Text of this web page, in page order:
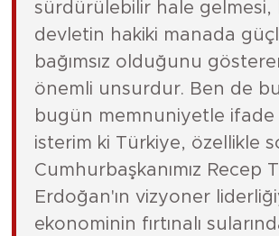
sürdürülebilir hale gelmesi,
devletin hakiki manada
bağımsız olduğunu
önemli unsurdur. Ben de
bugün memnuniyetle ifade
isterim ki Türkiye, özellikle
Cumhurbaşkanımız Recep
Erdoğan'ın vizyoner
ekonominin fırtınalı